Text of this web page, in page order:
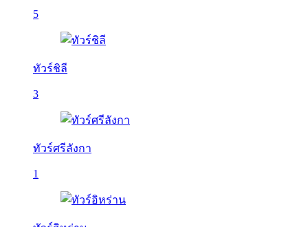
5
ทัวร์ชิลี
3
ทัวร์ศรีลังกา
1